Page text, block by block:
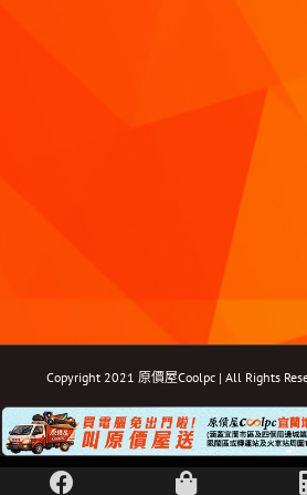
Copyright 2021 原價屋Coolpc | All Rights
FacebookInstagram